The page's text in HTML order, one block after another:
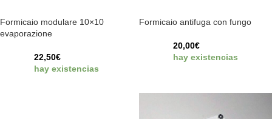
Formicaio modulare 10×10
evaporazione
22,50€
hay existencias
Formicaio antifuga con fungo
20,00€
hay existencias